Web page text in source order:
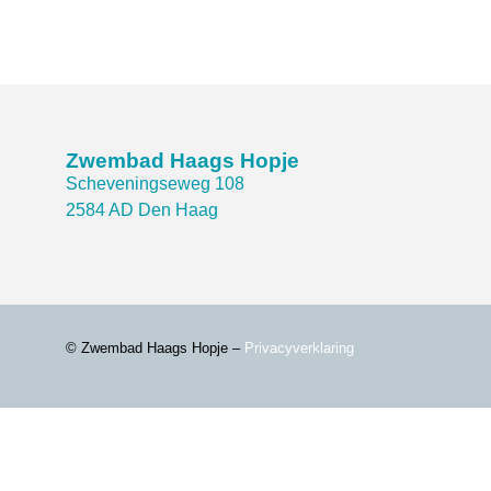
Zwembad Haags Hopje
Scheveningseweg 108
2584 AD Den Haag
© Zwembad Haags Hopje – Privacyverklaring